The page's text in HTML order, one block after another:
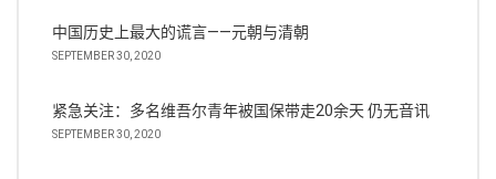
中国历史上最大的谎言——元朝与清朝
SEPTEMBER 30, 2020
紧急关注：多名维吾尔青年被国保带走20余天 仍无音讯
SEPTEMBER 30, 2020